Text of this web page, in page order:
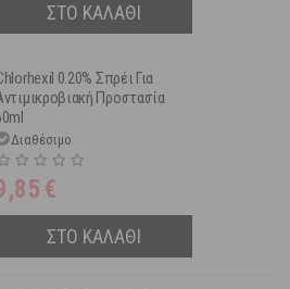
ΣΤΟ ΚΑΛΑΘΙ
0.20% Σπρέι Για
Προστασία
Διαθέσιμο
€
ΣΤΟ ΚΑΛΑΘΙ